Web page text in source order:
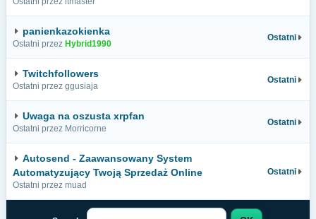
panienkazokienka
Ostatni przez Hybrid1990
Ostatni
Twitchfollowers
Ostatni przez ggusiaja
Ostatni
Uwaga na oszusta xrpfan
Ostatni przez Morricorne
Ostatni
Autosend - Zaawansowany System
Automatyzujący Twoją Sprzedaż Online
Ostatni przez muad
Ostatni